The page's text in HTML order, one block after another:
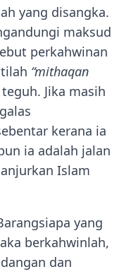
yang disangka.
maksud
perkahwinan
“mithaqan
Jika masih
kerana ia
ia adalah jalan
Islam
yang
berkahwinlah,
dan